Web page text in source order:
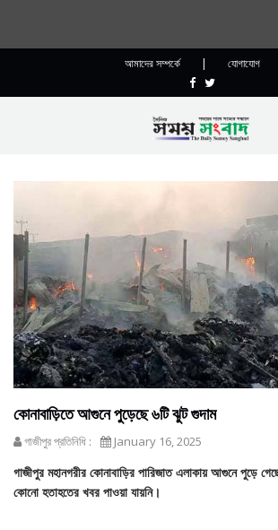
আমাদের সম্পর্কে | যোগাযোগ
কোনাবাড়িতে আগুনে পুড়েছে ৬টি ঝুট গুদাম
গাজীপুর প্রতিনিধি : January 16, 2025
গাজীপুর মহানগরীর কোনাবাড়ির পারিজাত এলাকায় আগুনে পুড়ে
কোনো হতাহতের খবর পাওয়া যায়নি।